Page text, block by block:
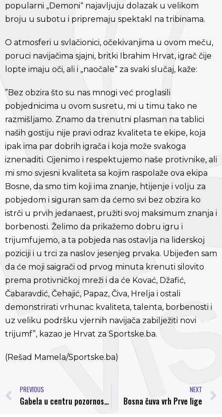
popularni „Demoni“ najavljuju dolazak u velikom
broju u subotu i pripremaju spektakl na tribinama.
O atmosferi u svlačionici, očekivanjima u ovom meču,
poruci navijačima sjajni, britki Ibrahim Hrvat, igrač čije
lopte imaju oči, ali i „naočale“ za svaki slučaj, kaže:
”Bez obzira što su nas mnogi već proglasili
pobjednicima u ovom susretu, mi u timu tako ne
razmišljamo. Znamo da trenutni plasman na tablici
naših gostiju nije pravi odraz kvaliteta te ekipe, koja
ipak ima par dobrih igrača i koja može svakoga
iznenaditi. Cijenimo i respektujemo naše protivnike, ali
mi smo svjesni kvaliteta sa kojim raspolaže ova ekipa
Bosne, da smo tim koji ima znanje, htijenje i volju za
pobjedom i siguran sam da ćemo svi bez obzira ko
istrči u prvih jedanaest, pružiti svoj maksimum znanja i
borbenosti. Želimo da prikažemo dobru igru i
trijumfujemo, a ta pobjeda nas ostavlja na liderskoj
poziciji i u trci za naslov jesenjeg prvaka. Ubijeđen sam
da će moji saigrači od prvog minuta krenuti silovito
prema protivničkoj mreži i da će Kovać, Džafić,
Čabaravdić, Čehajić, Papaz, Čiva, Hrelja i ostali
demonstrirati vrhunac kvaliteta, talenta, borbenosti i
uz veliku podršku vjernih navijača zabilježiti novi
trijumf”, kazao je Hrvat za Sportske.ba.
(Rešad Mamela/Sportske.ba)
PREVIOUS
Gabela u centru pozornosti, Rođeni u Gradačcu
NEXT
Bosna čuva vrh Prve lige